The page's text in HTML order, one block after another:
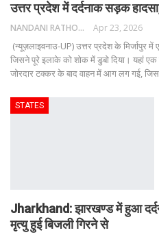
उत्तर प्रदेश में दर्दनाक सड़क
NANDANI RATHORE Apr 23, 2026
(न्यूज़लाइवनाउ-UP) उत्तर प्रदेश के मिर्जापुर
जिसने पूरे इलाके को शोक में डुबो दिया। यहां
जोरदार टक्कर के बाद वाहन में आग लग गई,
STATES
Jharkhand: झारखण्ड में हुआ
मृत्यु हुई बिजली गिरने से